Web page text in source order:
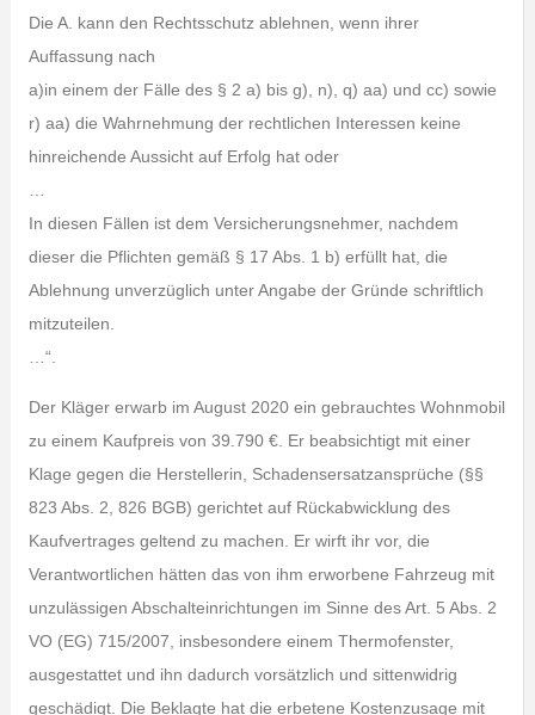
Die A. kann den Rechtsschutz ablehnen, wenn ihrer
Auffassung nach
a)in einem der Fälle des § 2 a) bis g), n), q) aa) und cc) sowie
r) aa) die Wahrnehmung der rechtlichen Interessen keine
hinreichende Aussicht auf Erfolg hat oder
In diesen Fällen ist dem Versicherungsnehmer, nachdem
dieser die Pflichten gemäß § 17 Abs. 1 b) erfüllt hat, die
Ablehnung unverzüglich unter Angabe der Gründe schriftlich
mitzuteilen.
…“.
Der Kläger erwarb im August 2020 ein gebrauchtes Wohnmobil
zu einem Kaufpreis von 39.790 €. Er beabsichtigt mit einer
Klage gegen die Herstellerin, Schadensersatzansprüche (§§
823 Abs. 2, 826 BGB) gerichtet auf Rückabwicklung des
Kaufvertrages geltend zu machen. Er wirft ihr vor, die
Verantwortlichen hätten das von ihm erworbene Fahrzeug mit
unzulässigen Abschalteinrichtungen im Sinne des Art. 5 Abs. 2
VO (EG) 715/2007, insbesondere einem Thermofenster,
ausgestattet und ihn dadurch vorsätzlich und sittenwidrig
geschädigt. Die Beklagte hat die erbetene Kostenzusage mit